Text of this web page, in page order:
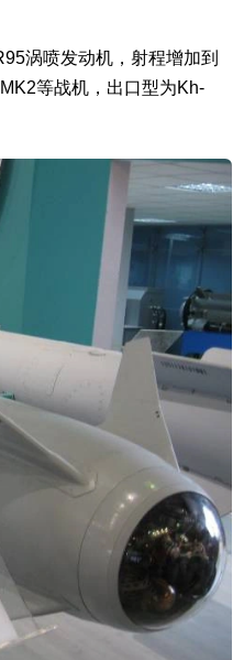
涡喷发动机，射程增加到
等战机，出口型为Kh-